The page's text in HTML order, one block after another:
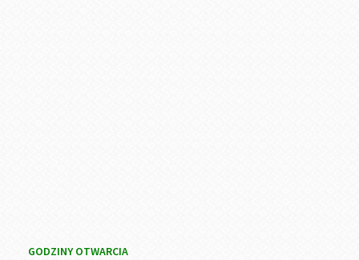
GODZINY OTWARCIA